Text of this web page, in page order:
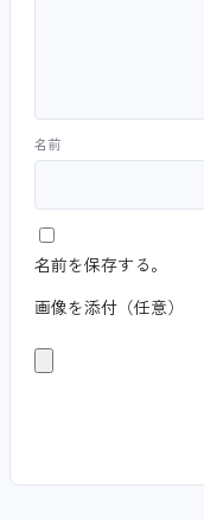
名前
名前を保存する。
画像を添付（任意）